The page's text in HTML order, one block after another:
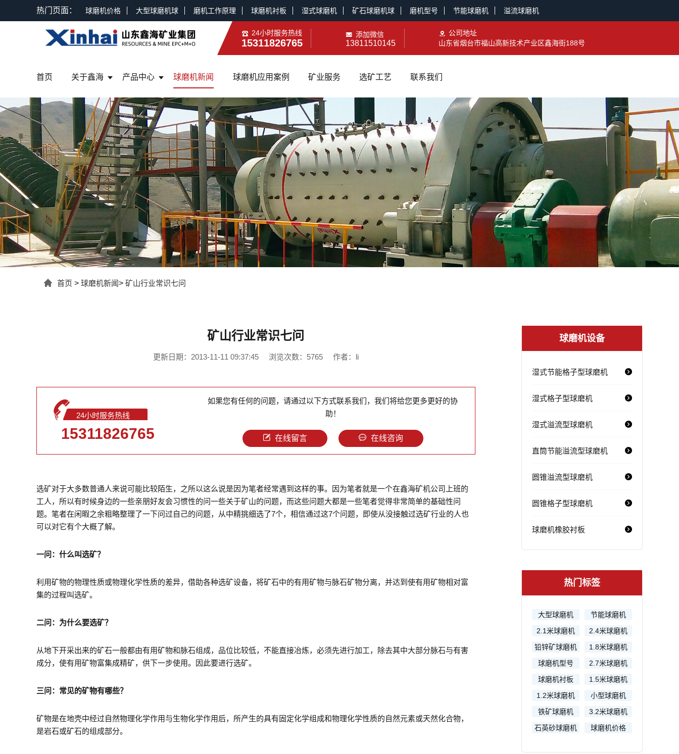
热门页面： 球磨机价格 大型球磨机球 磨机工作原理 球磨机衬板 湿式球磨机 矿石球磨机球 磨机型号 节能球磨机 溢流球磨机
24小时服务热线
15311826765
添加微信
13811510145
公司地址
山东省烟台市福山高新技术产业区鑫海街188号
首页 关于鑫海 产品中心 球磨机新闻 球磨机应用案例 矿业服务 选矿工艺 联系我们
首页 > 球磨机新闻> 矿山行业常识七问
矿山行业常识七问
更新日期：2013-11-11 09:37:45 浏览次数：5765 作者：li
24小时服务热线
15311826765
如果您有任何的问题，请通过以下方式联系我们，我们将给您更多更好的协
助！
在线留言 在线咨询
选矿对于大多数普通人来说可能比较陌生，之所以这么说是因为笔者经常遇到这样的事。因为笔者就是一个在鑫海矿机公司上班的
工人，所以有时候身边的一些亲朋好友会习惯性的问一些关于矿山的问题，而这些问题大都是一些笔者觉得非常简单的基础性问
题。笔者在闲暇之余粗略整理了一下问过自己的问题，从中精挑细选了7个，相信通过这7个问题，即使从没接触过选矿行业的人也
可以对它有个大概了解。
一问：什么叫选矿？
利用矿物的物理性质或物理化学性质的差异，借助各种选矿设备，将矿石中的有用矿物与脉石矿物分离，并达到使有用矿物相对富
集的过程叫选矿。
二问：为什么要选矿？
从地下开采出来的矿石一般都由有用矿物和脉石组成，品位比较低，不能直接冶炼，必须先进行加工，除去其中大部分脉石与有害
成分，使有用矿物富集成精矿，供下一步使用。因此要进行选矿。
三问：常见的矿物有哪些？
矿物是在地壳中经过自然物理化学作用与生物化学作用后，所产生的具有固定化学组成和物理化学性质的自然元素或天然化合物，
是岩石或矿石的组成部分。
球磨机设备
湿式节能格子型球磨机
湿式格子型球磨机
湿式溢流型球磨机
直筒节能溢流型球磨机
圆锥溢流型球磨机
圆锥格子型球磨机
球磨机橡胶衬板
热门标签
大型球磨机
节能球磨机
2.1米球磨机
2.4米球磨机
铅锌矿球磨机
1.8米球磨机
球磨机型号
2.7米球磨机
球磨机衬板
1.5米球磨机
1.2米球磨机
小型球磨机
铁矿球磨机
3.2米球磨机
石英砂球磨机
球磨机价格